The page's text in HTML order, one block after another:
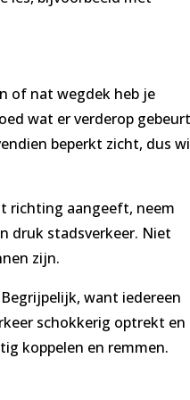
of nat wegdek heb je
wat er verderop
beperkt zicht, dus
richting aangeeft, neem
druk stadsverkeer. Niet
zijn.
want iedereen
schokkerig optrekt en
koppelen en remmen.